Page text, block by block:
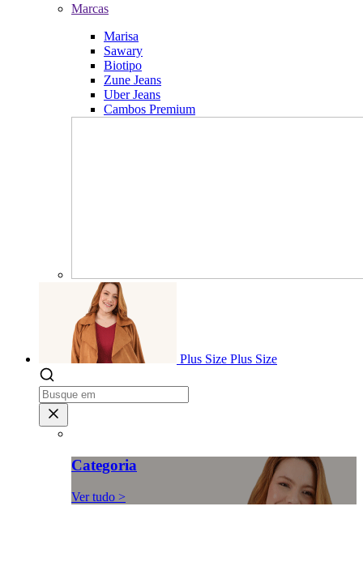
Marcas
Marisa
Sawary
Biotipo
Zune Jeans
Uber Jeans
Cambos Premium
Plus Size Plus Size
Categoria
Ver tudo >